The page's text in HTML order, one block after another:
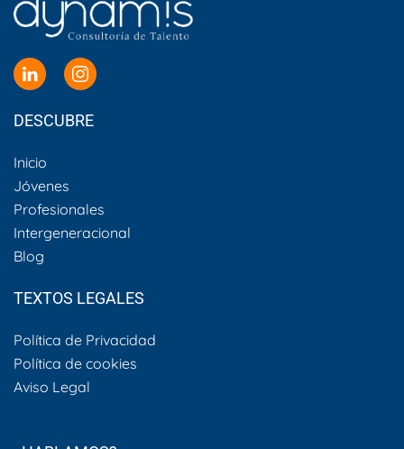
DESCUBRE
Inicio
Jóvenes
Profesionales
Intergeneracional
Blog
TEXTOS LEGALES
Política de Privacidad
Política de cookies
Aviso Legal